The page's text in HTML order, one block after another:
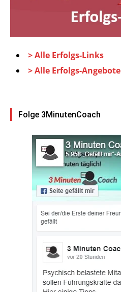
> Alle Erfolgs-Links
> Alle Erfolgs-Angebote
Folge 3MinutenCoach